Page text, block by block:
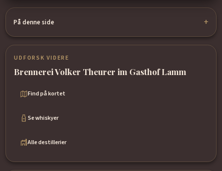
På denne side
UDFORSK VIDERE
Brennerei Volker Theurer im Gasthof Lamm
Find på kortet
Se whiskyer
Alle destillerier